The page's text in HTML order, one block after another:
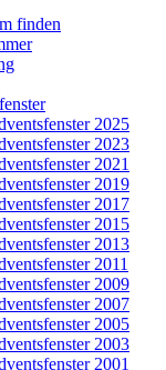
finden
2025
2023
2021
2019
2017
2015
2013
2011
2009
2007
2005
2003
2001